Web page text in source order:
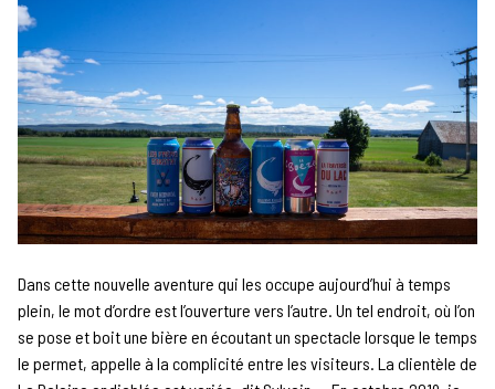
Dans cette nouvelle aventure qui les occupe aujourd’hui à temps
plein, le mot d’ordre est l’ouverture vers l’autre. Un tel endroit, où l’on
se pose et boit une bière en écoutant un spectacle lorsque le temps
le permet, appelle à la complicité entre les visiteurs. La clientèle de